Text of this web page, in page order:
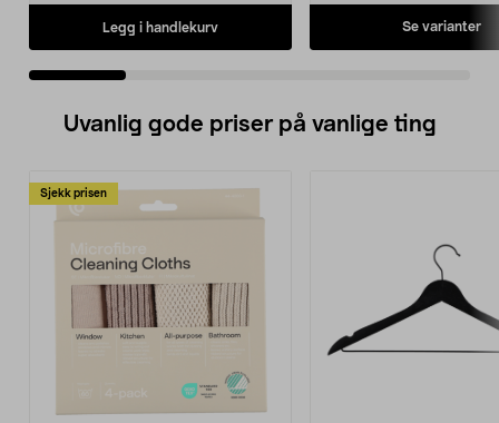
Legg i handlekurv Se varianter
Uvanlig gode priser på vanlige ting
Sjekk prisen